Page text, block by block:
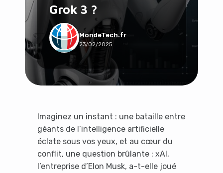
Grok 3 ?
MondeTech.fr
23/02/2025
Imaginez un instant : une bataille entre
géants de l’intelligence artificielle
éclate sous vos yeux, et au cœur du
conflit, une question brûlante : xAI,
l’entreprise d’Elon Musk, a-t-elle joué
Social & Communauté
Tech & Développement
Travail & Productivité
Voyage